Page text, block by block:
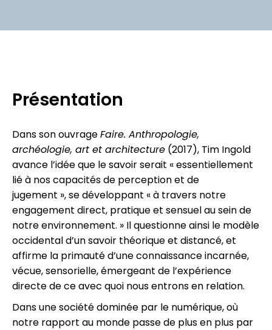
Présentation
Dans son ouvrageFaire. Anthropologie,
archéologie, art et architecture (2017), Tim Ingold
avance l’idée que le savoir serait « essentiellement
lié à nos capacités de perception et de
jugement », se développant « à travers notre
engagement direct, pratique et sensuel au sein de
notre environnement. » Il questionne ainsi le modèle
occidental d’un savoir théorique et distancé, et
affirme la primauté d’une connaissance incarnée,
vécue, sensorielle, émergeant de l’expérience
directe de ce avec quoi nous entrons en relation.
Dans une société dominée par le numérique, où
notre rapport au monde passe de plus en plus par